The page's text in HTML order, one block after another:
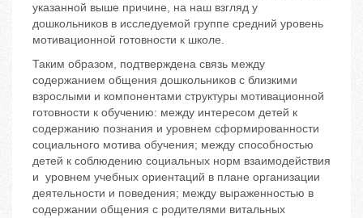
указанной выше причине, на наш взгляд у
дошкольников в исследуемой группе средний уровень
мотивационной готовности к школе.
Таким образом, подтверждена связь между
содержанием общения дошкольников с близкими
взрослыми и компонентами структуры мотивационной
готовности к обучению: между интересом детей к
содержанию познания и уровнем сформированности
социального мотива обучения; между способностью
детей к соблюдению социальных норм взаимодействия
и уровнем учебных ориентаций в плане организации
деятельности и поведения; между выраженностью в
содержании общения с родителями витальных